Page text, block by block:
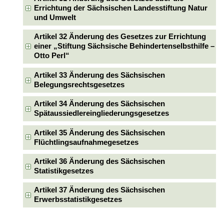
Errichtung der Sächsischen Landesstiftung Natur
und Umwelt
Artikel 32 Änderung des Gesetzes zur Errichtung
einer „Stiftung Sächsische Behindertenselbsthilfe –
Otto Perl“
Artikel 33 Änderung des Sächsischen
Belegungsrechtsgesetzes
Artikel 34 Änderung des Sächsischen
Spätaussiedlereingliederungsgesetzes
Artikel 35 Änderung des Sächsischen
Flüchtlingsaufnahmegesetzes
Artikel 36 Änderung des Sächsischen
Statistikgesetzes
Artikel 37 Änderung des Sächsischen
Erwerbsstatistikgesetzes